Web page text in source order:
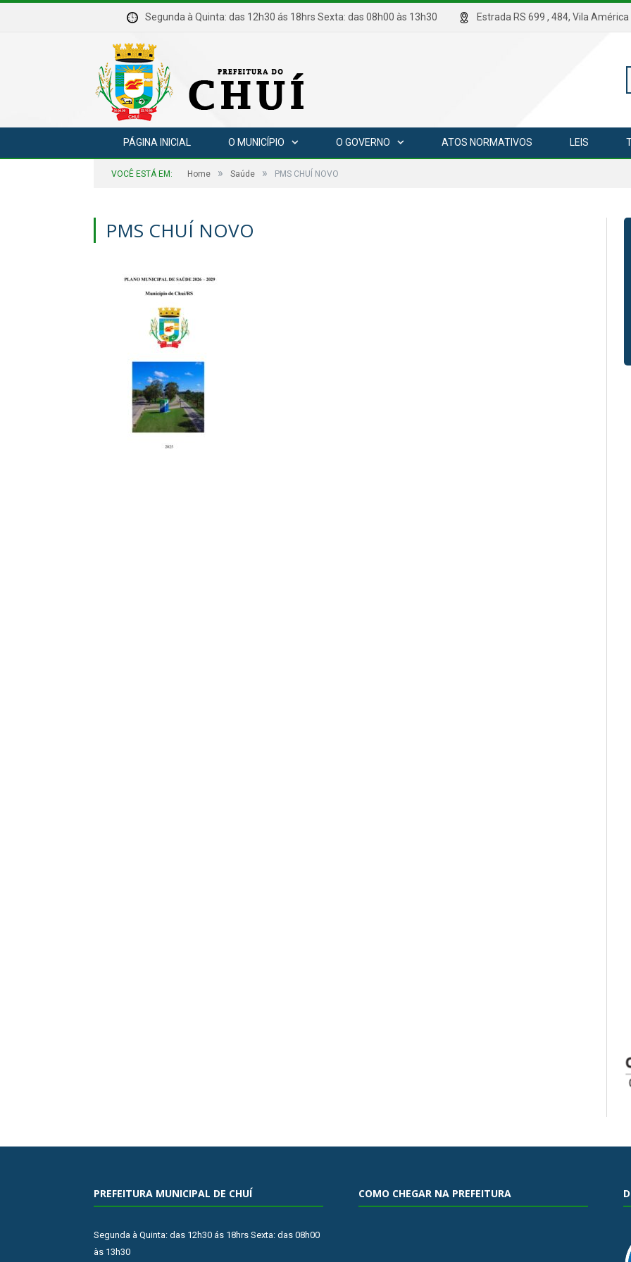
Segunda à Quinta: das 12h30 ás 18hrs Sexta: das 08h00 às 13h30 Estrada RS 699 , 484, Vila
PÁGINA INICIAL O MUNICÍPIO O GOVERNO ATOS NORMATIVOS LEIS
VOCÊ ESTÁ EM: Home » Saúde » PMS CHUÍ NOVO
PMS CHUÍ NOVO
PREFEITURA MUNICIPAL DE CHUÍ
Segunda à Quinta: das 12h30 ás 18hrs Sexta: das 08h00
às 13h30
COMO CHEGAR NA PREFEITURA